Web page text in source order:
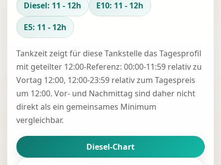
Diesel: 11 - 12h
E10: 11 - 12h
E5: 11 - 12h
Tankzeit zeigt für diese Tankstelle das Tagesprofil
mit geteilter 12:00-Referenz: 00:00-11:59 relativ zu
Vortag 12:00, 12:00-23:59 relativ zum Tagespreis
um 12:00. Vor- und Nachmittag sind daher nicht
direkt als ein gemeinsames Minimum
vergleichbar.
Diesel-Chart